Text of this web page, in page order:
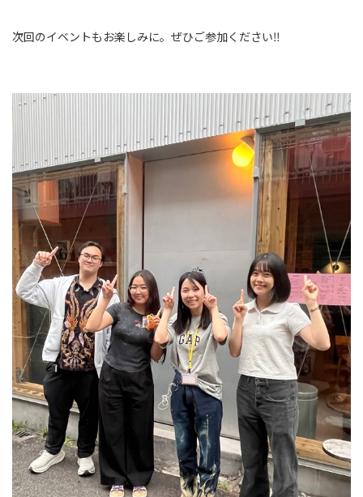
次回のイベントもお楽しみに。ぜひご参加ください‼️